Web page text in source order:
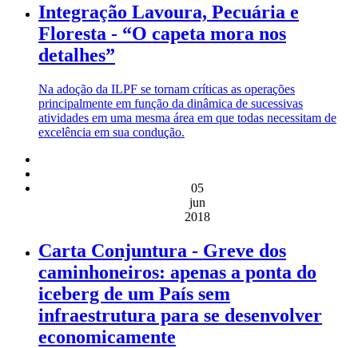
Integração Lavoura, Pecuária e
Floresta - “O capeta mora nos
detalhes”
Na adoção da ILPF se tornam críticas as operações
principalmente em função da dinâmica de sucessivas
atividades em uma mesma área em que todas necessitam de
excelência em sua condução.
05
jun
2018
Carta Conjuntura - Greve dos
caminhoneiros: apenas a ponta do
iceberg de um País sem
infraestrutura para se desenvolver
economicamente